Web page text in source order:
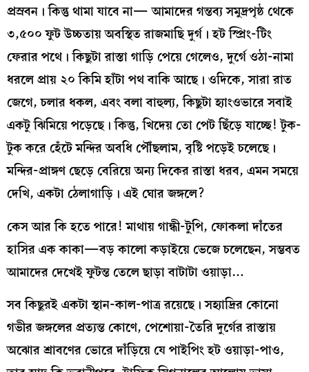
প্রস্রবন। কিন্তু থামা যাবে না— আমাদের গন্তব্য সমুদ্রপৃষ্ঠ থেকে
৩,৫০০ ফুট উচ্চতায় অবস্থিত রাজমাছি দুর্গ। হট স্প্রিং-টিং
ফেরার পথে। কিছুটা রাস্তা গাড়ি পেয়ে গেলেও, দুর্গে ওঠা-নামা
ধরলে প্রায় ২০ কিমি হাঁটা পথ বাকি আছে। ওদিকে, সারা রাত
জেগে, চলার ধকল, এবং বলা বাহুল্য, কিছুটা হ্যাংওভারে সবাই
একটু ঝিমিয়ে পড়েছে। কিন্তু, খিদেয় তো পেট ছিঁড়ে যাচ্ছে! টুক-
টুক করে হেঁটে মন্দির অবধি পৌঁছলাম, বৃষ্টি পড়েই চলেছে।
মন্দির-প্রাঙ্গণ ছেড়ে বেরিয়ে অন্য দিকের রাস্তা ধরব, এমন সময়ে
দেখি, একটা ঠেলাগাড়ি। এই ঘোর জঙ্গলে?
কেস আর কি হতে পারে! মাথায় গান্ধী-টুপি, ফোকলা দাঁতের
হাসির এক কাকা—বড় কালো কড়াইয়ে ভেজে চলেছেন, সম্ভবত
আমাদের দেখেই ফুটন্ত তেলে ছাড়া বাটাটা ওয়াড়া…
সব কিছুরই একটা স্থান-কাল-পাত্র রয়েছে। সহ্যাদ্রির কোনো
গভীর জঙ্গলের প্রত্যন্ত কোণে, পেশোয়া-তৈরি দুর্গের রাস্তায়
অঝোর শ্রাবণের ভোরে দাঁড়িয়ে যে পাইপিং হট ওয়াড়া-পাও,